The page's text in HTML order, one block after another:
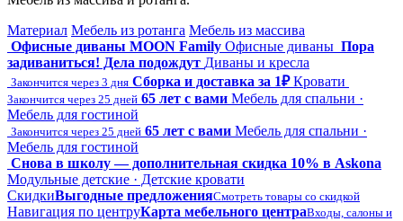
Материал Мебель из ротанга Мебель из массива
Офисные диваны MOON Family Офисные диваны Пора
задиваниться! Дела подождут Диваны и кресла
Закончится через 3 дня Сборка и доставка за 1₽ Кровати
Закончится через 25 дней 65 лет с вами Мебель для спальни ·
Мебель для гостиной
Закончится через 25 дней 65 лет с вами Мебель для спальни ·
Мебель для гостиной
Снова в школу — дополнительная скидка 10% в Askona
Модульные детские · Детские кровати
СкидкиВыгодные предложенияСмотреть товары со скидкой
Навигация по центруКарта мебельного центраВходы, салоны и